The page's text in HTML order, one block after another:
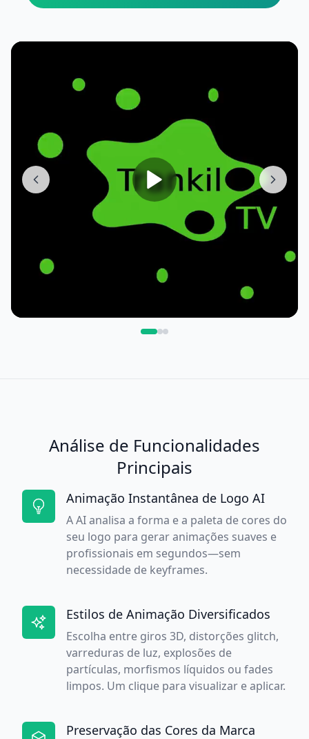
Análise de Funcionalidades
Principais
Animação Instantânea de Logo AI
A AI analisa a forma e a paleta de cores do
seu logo para gerar animações suaves e
profissionais em segundos—sem
necessidade de keyframes.
Estilos de Animação Diversificados
Escolha entre giros 3D, distorções glitch,
varreduras de luz, explosões de
partículas, morfismos líquidos ou fades
limpos. Um clique para visualizar e aplicar.
Preservação das Cores da Marca